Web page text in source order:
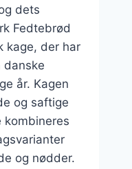
dets
Fedtebrød
kage, der har
år. Kagen
og saftige
kombineres
og nødder.